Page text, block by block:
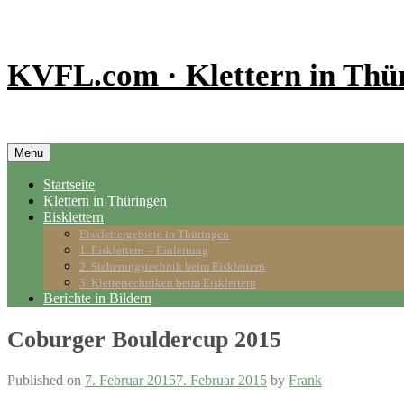
KVFL.com · Klettern in
Menu
content
Startseite
Klettern in Thüringen
Eisklettern
Eisklettergebiete in Thüringen
1. Eisklettern – Einleitung
2. Sicherungstechnik beim Eisklettern
3. Klettertechniken beim Eisklettern
Berichte in Bildern
Coburger Bouldercup 2015
Published on 7. Februar 20157. Februar 2015 by Frank